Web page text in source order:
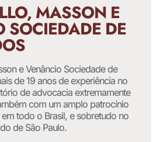
MASSON E
DE
e Venâncio Sociedade de
de 19 anos de experiência no
de advocacia extremamente
com um amplo patrocínio
todo o Brasil, e sobretudo no
de São Paulo.